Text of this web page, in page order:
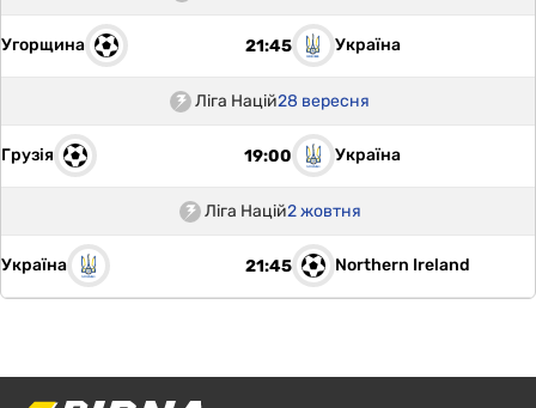
Угорщина 21:45 Україна
Ліга Націй28 вересня
Грузія 19:00 Україна
Ліга Націй2 жовтня
Україна 21:45 Northern Ireland